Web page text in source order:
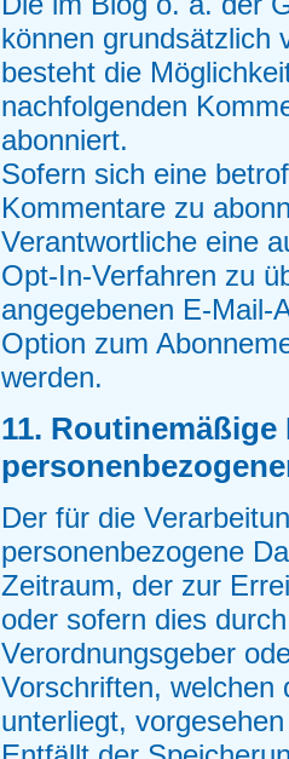
können grundsätzlich
besteht die
nachfolgenden
abonniert.
Sofern sich eine
Kommentare zu
Verantwortliche eine
Opt-In-Verfahren zu
angegebenen E-Mail-
Option zum
werden.
11.
Der für die
personenbezogene
Zeitraum, der zur
oder sofern dies
Verordnungsgeber
Vorschriften, welchen
unterliegt,